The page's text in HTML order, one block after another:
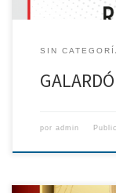
SIN
por admin